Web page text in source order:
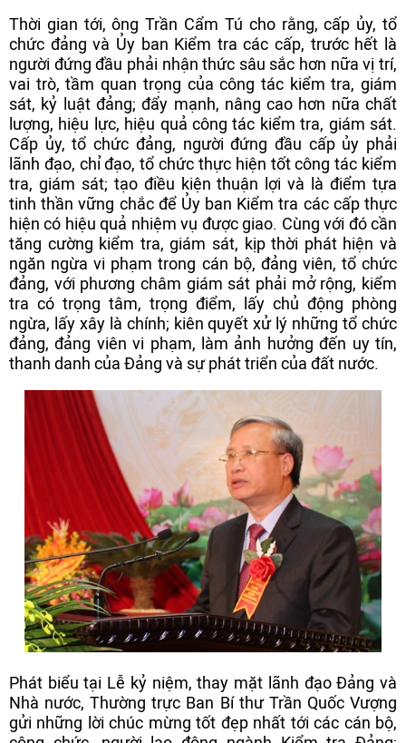
Thời gian tới, ông Trần Cẩm Tú cho rằng, cấp ủy, tổ
chức đảng và Ủy ban Kiểm tra các cấp, trước hết là
người đứng đầu phải nhận thức sâu sắc hơn nữa vị trí,
vai trò, tầm quan trọng của công tác kiểm tra, giám
sát, kỷ luật đảng; đẩy mạnh, nâng cao hơn nữa chất
lượng, hiệu lực, hiệu quả công tác kiểm tra, giám sát.
Cấp ủy, tổ chức đảng, người đứng đầu cấp ủy phải
lãnh đạo, chỉ đạo, tổ chức thực hiện tốt công tác kiểm
tra, giám sát; tạo điều kiện thuận lợi và là điểm tựa
tinh thần vững chắc để Ủy ban Kiểm tra các cấp thực
hiện có hiệu quả nhiệm vụ được giao. Cùng với đó cần
tăng cường kiểm tra, giám sát, kịp thời phát hiện và
ngăn ngừa vi phạm trong cán bộ, đảng viên, tổ chức
đảng, với phương châm giám sát phải mở rộng, kiểm
tra có trọng tâm, trọng điểm, lấy chủ động phòng
ngừa, lấy xây là chính; kiên quyết xử lý những tổ chức
đảng, đảng viên vi phạm, làm ảnh hưởng đến uy tín,
thanh danh của Đảng và sự phát triển của đất nước.
Phát biểu tại Lễ kỷ niệm, thay mặt lãnh đạo Đảng và
Nhà nước, Thường trực Ban Bí thư Trần Quốc Vượng
gửi những lời chúc mừng tốt đẹp nhất tới các cán bộ,